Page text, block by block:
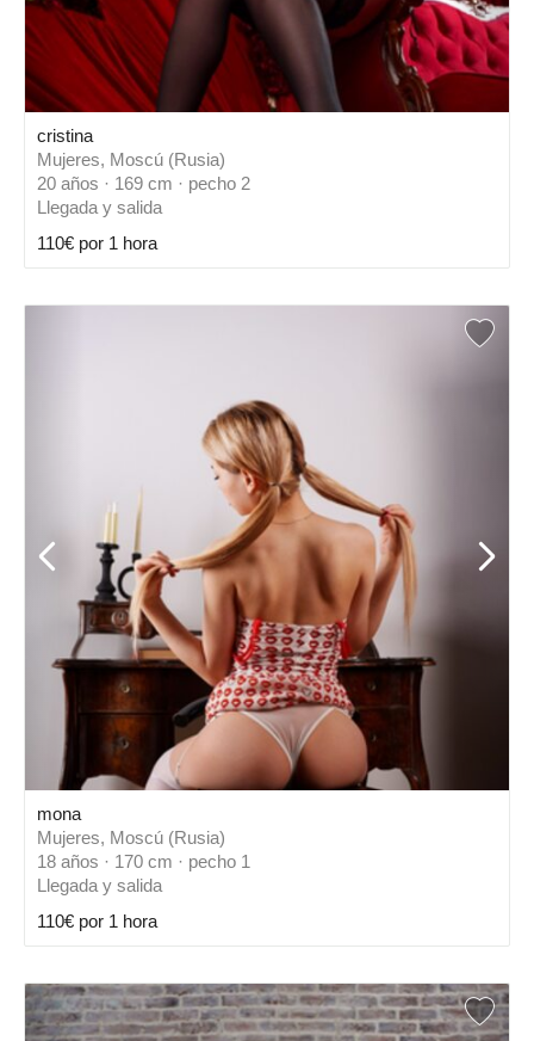
cristina
Mujeres, Moscú (Rusia)
20 años · 169 cm · pecho 2
Llegada y salida
110€ por 1 hora
mona
Mujeres, Moscú (Rusia)
18 años · 170 cm · pecho 1
Llegada y salida
110€ por 1 hora